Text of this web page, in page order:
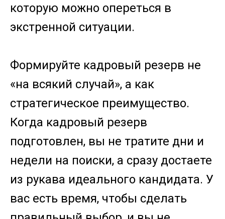
которую можно опереться в
экстренной ситуации.
Формируйте кадровый резерв не
«на всякий случай», а как
стратегическое преимущество.
Когда кадровый резерв
подготовлен, вы не тратите дни и
недели на поиски, а сразу достаете
из рукава идеального кандидата. У
вас есть время, чтобы сделать